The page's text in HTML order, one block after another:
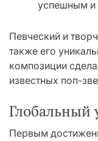
успешным и
Певческий и
также его
композиции
известных поп-
Глобальный
Первым